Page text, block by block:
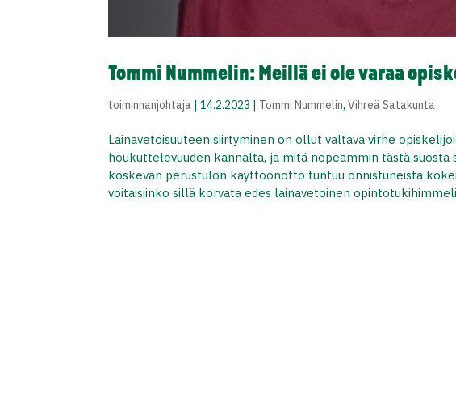
Tommi Nummelin: Meillä ei ole varaa
toiminnanjohtaja |14.2.2023 Tommi Nummelin,Vihreä Satakunta
Lainavetoisuuteen siirtyminen on ollut valtava virhe
houkuttelevuuden kannalta, ja mitä nopeammin tästä suosta
koskevan perustulon käyttöönotto tuntuu onnistuneista
voitaisiinko sillä korvata edes lainavetoinen